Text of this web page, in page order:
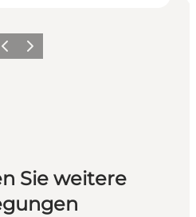
Vorherige Folie
Nächste Folie
Sie weitere